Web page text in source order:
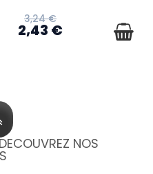
3,24 €
2,43 €
NOS